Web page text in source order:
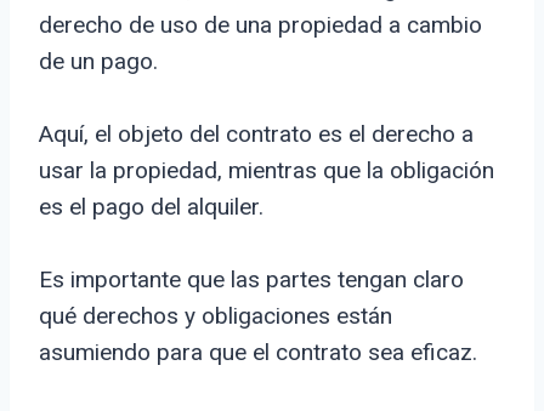
derecho de uso de una propiedad a cambio
de un pago.
Aquí, el objeto del contrato es el derecho a
usar la propiedad, mientras que la obligación
es el pago del alquiler.
Es importante que las partes tengan claro
qué derechos y obligaciones están
asumiendo para que el contrato sea eficaz.